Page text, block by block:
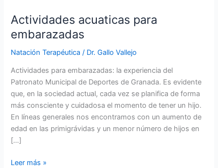
Actividades acuaticas para
embarazadas
Natación Terapéutica / Dr. Gallo Vallejo
Actividades para embarazadas: la experiencia del
Patronato Municipal de Deportes de Granada. Es evidente
que, en la sociedad actual, cada vez se planifica de forma
más consciente y cuidadosa el momento de tener un hijo.
En líneas generales nos encontramos con un aumento de
edad en las primigrávidas y un menor número de hijos en
[…]
Actividades
Leer más »